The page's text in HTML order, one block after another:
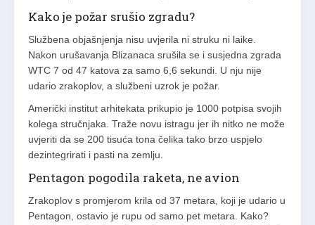
Kako je požar srušio zgradu?
Službena objašnjenja nisu uvjerila ni struku ni laike.
Nakon urušavanja Blizanaca srušila se i susjedna zgrada
WTC 7 od 47 katova za samo 6,6 sekundi. U nju nije
udario zrakoplov, a službeni uzrok je požar.
Američki institut arhitekata prikupio je 1000 potpisa svojih
kolega stručnjaka. Traže novu istragu jer ih nitko ne može
uvjeriti da se 200 tisuća tona čelika tako brzo uspjelo
dezintegrirati i pasti na zemlju.
Pentagon pogodila raketa, ne avion
Zrakoplov s promjerom krila od 37 metara, koji je udario u
Pentagon, ostavio je rupu od samo pet metara. Kako?